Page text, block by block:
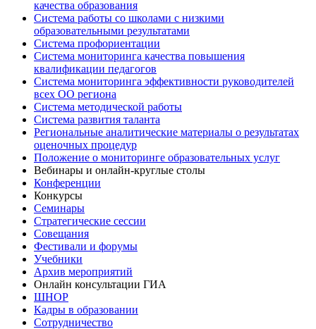
качества образования
Система работы со школами с низкими
образовательными результатами
Система профориентации
Система мониторинга качества повышения
квалификации педагогов
Система мониторинга эффективности руководителей
всех ОО региона
Система методической работы
Система развития таланта
Региональные аналитические материалы о результатах
оценочных процедур
Положение о мониторинге образовательных услуг
Вебинары и онлайн-круглые столы
Конференции
Конкурсы
Семинары
Стратегические сессии
Совещания
Фестивали и форумы
Учебники
Архив мероприятий
Онлайн консультации ГИА
ШНОР
Кадры в образовании
Сотрудничество